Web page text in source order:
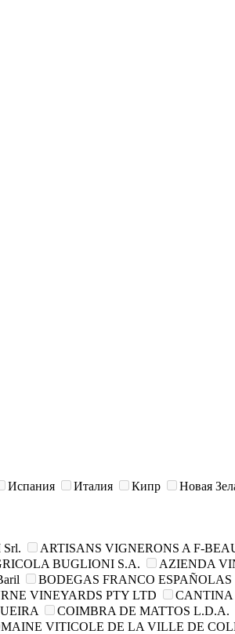
Испания Италия Кипр Новая
ARTISANS VIGNERONS A F-
BUGLIONI S.A.
AZIENDA
BODEGAS FRANCO ESPAÑOLAS
VINEYARDS PTY LTD CANTINA
COIMBRA DE MATTOS L.D.A.
VITICOLE DE LA VILLE DE